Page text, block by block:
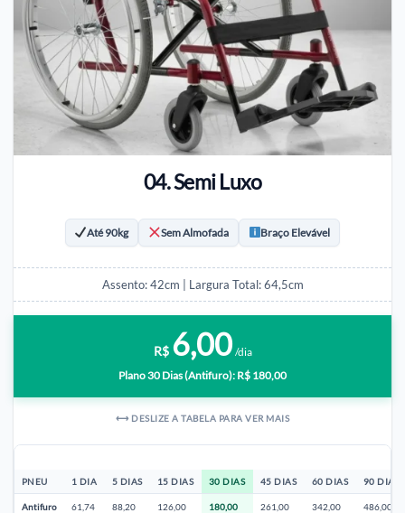
04. Semi Luxo
Até 90kg Sem Almofada Braço Elevável
Assento: 42cm | Largura Total: 64,5cm
R$ 6,00 /dia
Plano 30 Dias (Antifuro): R$ 180,00
⟷ DESLIZE A TABELA PARA VER MAIS
PNEU 1 DIA 5 DIAS 15 DIAS 30 DIAS 45 DIAS 60 DIAS 90 DIAS
Antifuro 61,74 88,20 126,00 180,00 261,00 342,00 486,00